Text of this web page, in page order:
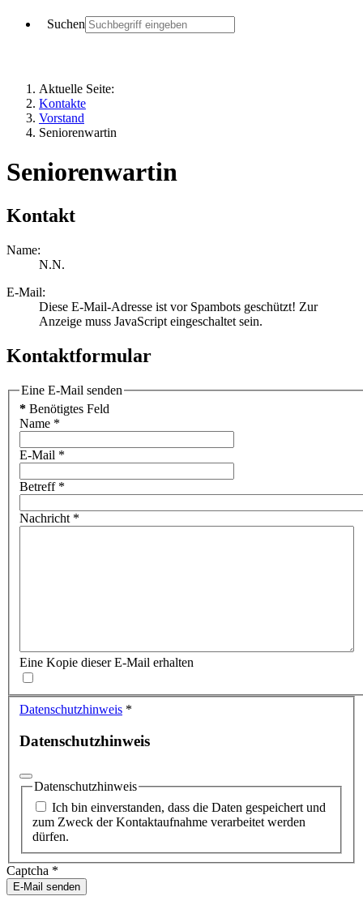
Suchen
Aktuelle Seite:
Kontakte
Vorstand
Seniorenwartin
Seniorenwartin
Kontakt
Name:
N.N.
E-Mail:
Diese E-Mail-Adresse ist vor Spambots geschützt! Zur
Anzeige muss JavaScript eingeschaltet sein.
Kontaktformular
Eine E-Mail senden
* Benötigtes Feld
Name *
E-Mail *
Betreff*
Nachricht *
Eine Kopie dieser E-Mail erhalten
Datenschutzhinweis *
Datenschutzhinweis
Datenschutzhinweis
Ich bin einverstanden, dass die Daten gespeichert und
zum Zweck der Kontaktaufnahme verarbeitet werden
dürfen.
Captcha *
E-Mail senden